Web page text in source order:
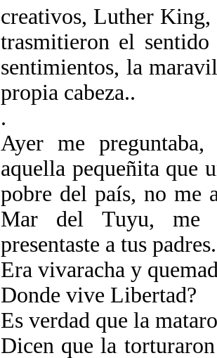
creativos, Luther
trasmitieron el
sentimientos, la
propia cabeza..
.
Ayer me
aquella pequeñita que
pobre del país, no me
Mar del Tuyu, me
presentaste a tus
Era vivaracha y
Donde vive Libertad?
Es verdad que la
Dicen que la